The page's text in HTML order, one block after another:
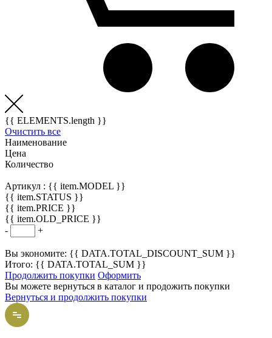
{{ ELEMENTS.length }}
Очистить все
Наименование
Цена
Количество
Артикул : {{ item.MODEL }}
{{ item.STATUS }}
{{ item.PRICE }}
{{ item.OLD_PRICE }}
-
+
Вы экономите: {{ DATA.TOTAL_DISCOUNT_SUM }}
Итого: {{ DATA.TOTAL_SUM }}
Продолжить покупки Оформить
Вы можете вернуться в каталог и продожить покупки
Вернуться и продолжить покупки